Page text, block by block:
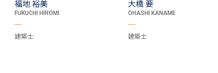
福地 裕美
FUKUCHI HIROMI
建築士
大橋 要
OHASHI KANAME
建築士